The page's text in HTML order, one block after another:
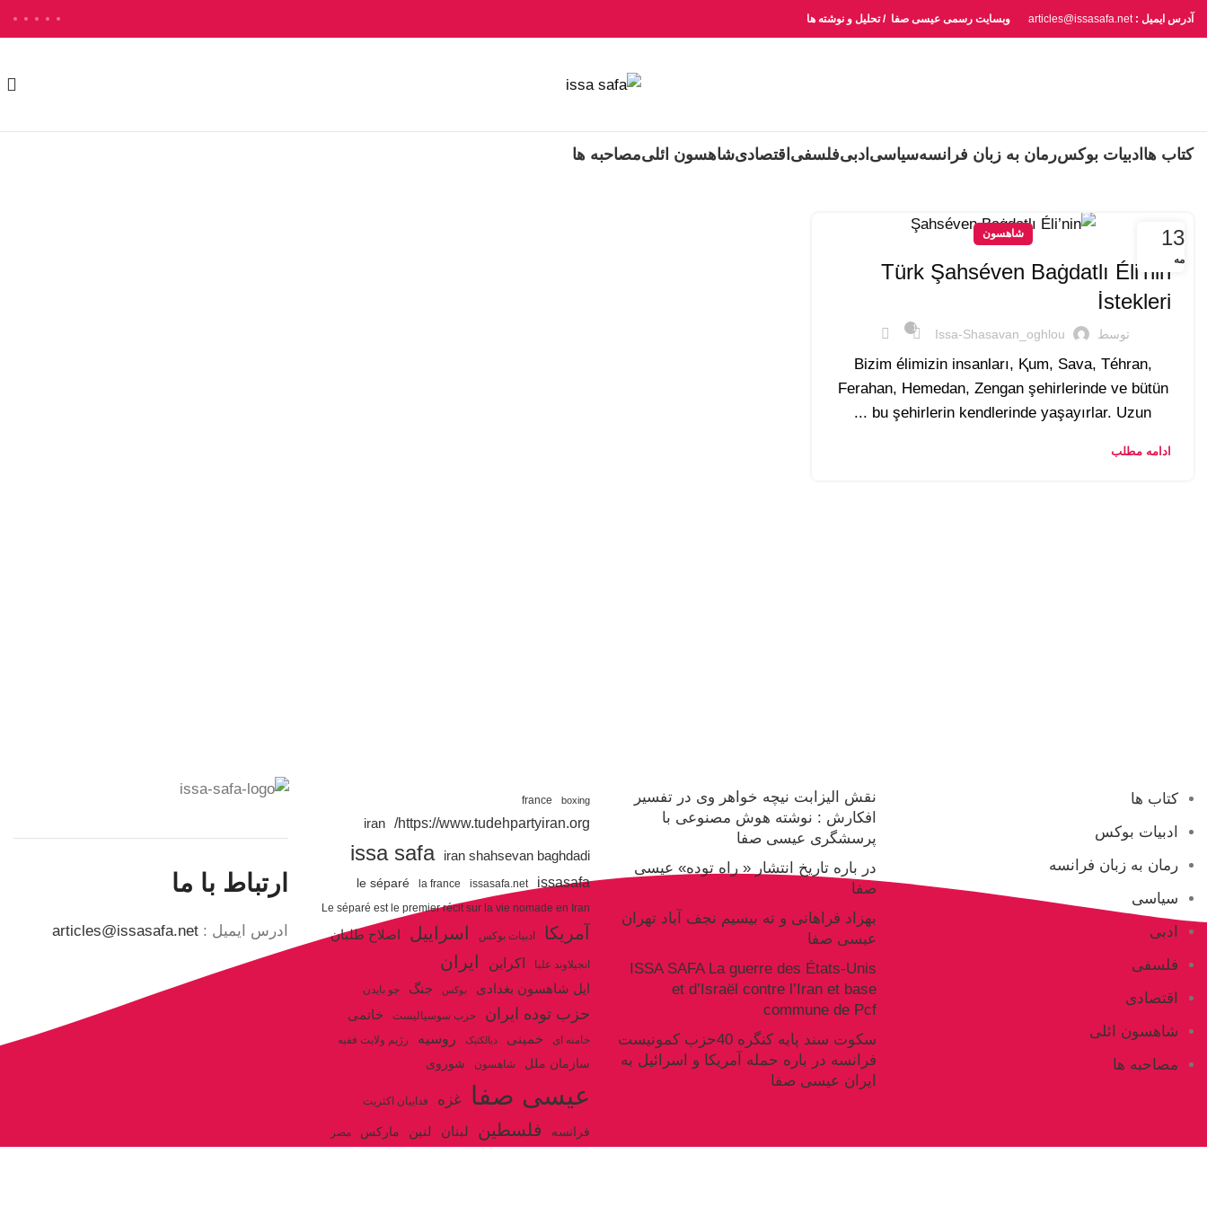
آدرس ایمیل : articles@issasafa.net وبسایت رسمی عیسی صفا / تحلیل و نوشته ها
کتاب ها ادبیات بوکسرمان به زبان فرانسهسیاسی ادبیفلسفی اقتصادیشاهسون ائلیمصاحبه ها
13
مه
شاهسون
Türk Şahséven Baġdatlı Éli’nin
İstekleri
توسط Issa-Shasavan_oghlou
1
Bizim élimizin insanları, Ⱪum, Sava, Téhran,
Ferahan, Hemedan, Zengan şehirlerinde ve bütün
bu şehirlerin kendlerinde yaşayırlar. Uzun ...
ادامه مطلب
کتاب ها
ادبیات بوکس
رمان به زبان فرانسه
سیاسی
ادبی
فلسفی
اقتصادی
شاهسون ائلی
مصاحبه ها
نقش الیزابت نیچه خواهر وی در تفسیر
افکارش : نوشته هوش مصنوعی با
پرسشگری عیسی صفا
در باره تاریخ انتشار « راه توده» عیسی
صفا
بهزاد فراهانی و ته بیسیم نجف آباد تهران
عیسی صفا
ISSA SAFA La guerre des États-Unis
et d’Israël contre l’Iran et base
commune de Pcf
سکوت سند پایه کنگره 40حزب کمونیست
فرانسه در باره حمله آمریکا و اسرائیل به
ایران عیسی صفا
boxing
france
https://www.tudehpartyiran.org/
iran
iran shahsevan baghdadi
issa safa
issasafa
issasafa.net
la france
le séparé
Le séparé est le premier récit sur la vie nomade en Iran
آمریکا ادبیات بوکس اسراییل اصلاح طلبان
انجیلاوند علیا اکراین ایران
ایل شاهسون بغدادی بوکس جنگ جو بایدن
حزب توده ایران حزب سوسیالیست خاتمی
خامنه ای خمینی دیالکتیک روسیه رژیم ولایت فقیه
سازمان ملل شاهسون شوروی
عیسی صفا غزه فداییان اکثریت
فرانسه فلسطین لبنان لنین مارکس
مصر
ارتباط با ما
ادرس ایمیل : articles@issasafa.net